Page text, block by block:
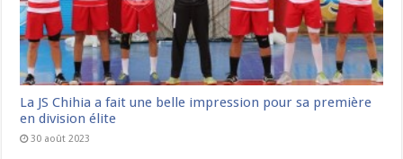
La JS Chihia a fait une belle impression pour sa première
en division élite
30 août 2023